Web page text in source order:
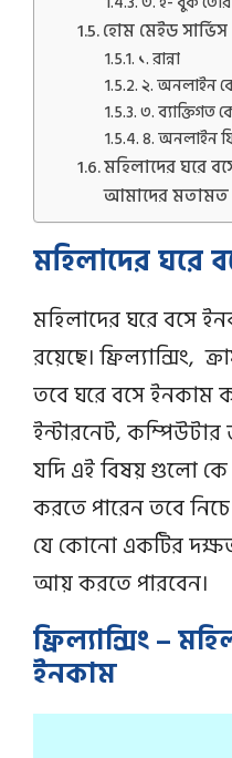
হোম মেইড
১. রান্না
২. অনলাইন
৩. ব্যাক্তিগত
৪. অনলাইন
মহিলাদের ঘরে
আমাদের মতামত
মহিলাদের ঘরে
মহিলাদের ঘরে বসে
রয়েছে। ফ্রিল্যান্সিং,
তবে ঘরে বসে
ইন্টারনেট,
যদি এই বিষয় গুলো
করতে পারেন তবে
যে কোনো একটির
আয় করতে পারবেন।
ফ্রিল্যান্সিং –
ইনকাম